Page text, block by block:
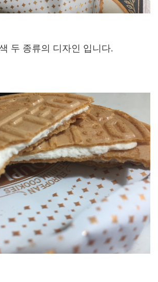
두 종류의 디자인 입니다.